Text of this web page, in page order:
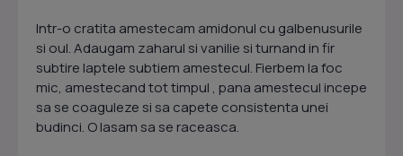
Intr-o cratita amestecam amidonul cu galbenusurile
si oul. Adaugam zaharul si vanilie si turnand in fir
subtire laptele subtiem amestecul. Fierbem la foc
mic, amestecand tot timpul , pana amestecul incepe
sa se coaguleze si sa capete consistenta unei
budinci. O lasam sa se raceasca.